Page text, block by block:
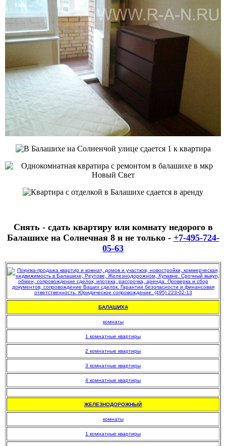
Снять - сдать квартиру или комнату недорого в
Балашихе на Солнечная 8 и не только - +7-495-724-
05-63
БАЛАШИХА
комнаты
1 комнатные квартиры
2 комнатные квартиры
3 комнатные квартиры
4 комнатные квартиры
ЖЕЛЕЗНОДОРОЖНЫЙ
комнаты
1 комнатные квартиры